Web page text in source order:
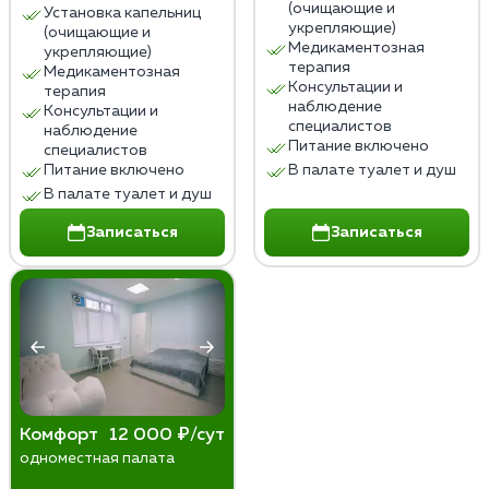
Лечение пивного алкоголизма в домашних условиях
не заменяет профессиональной медицинской и
психологической помощи, которая необходима для
эффективного и безопасного лечения.
Установка капельниц
(очищающие и
укрепляющие)
Медикаментозная
терапия
Консультации и
наблюдение
специалистов
Питание включено
В палате туалет и душ
Записаться
(очищающие и
укрепляющие)
Медикаментозная
терапия
Консультации и
наблюдение
специалистов
Питание включено
В палате туалет и душ
Записаться
Комфорт 12 000 ₽/сут
одноместная палата